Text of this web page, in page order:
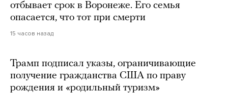
отбывает срок в Воронеже. Его семья
опасается, что тот при смерти
15 часов назад
Трамп подписал указы, ограничивающие
получение гражданства США по праву
рождения и «родильный туризм»